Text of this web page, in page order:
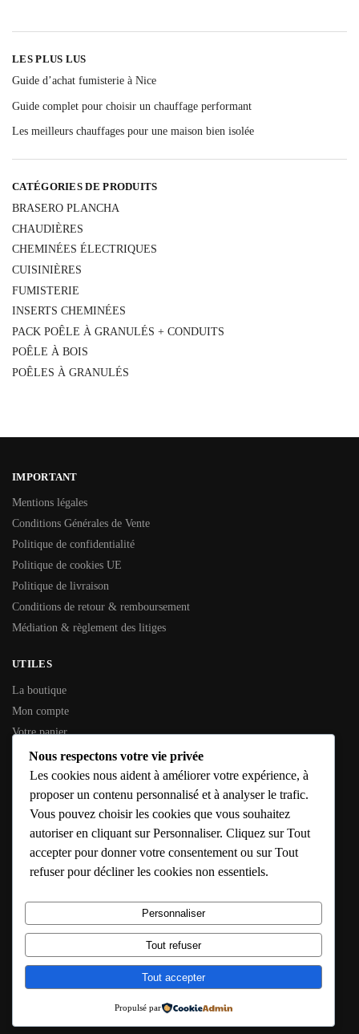
LES PLUS LUS
Guide d’achat fumisterie à Nice
Guide complet pour choisir un chauffage performant
Les meilleurs chauffages pour une maison bien isolée
CATÉGORIES DE PRODUITS
BRASERO PLANCHA
CHAUDIÈRES
CHEMINÉES ÉLECTRIQUES
CUISINIÈRES
FUMISTERIE
INSERTS CHEMINÉES
PACK POÊLE À GRANULÉS + CONDUITS
POÊLE À BOIS
POÊLES À GRANULÉS
IMPORTANT
Mentions légales
Conditions Générales de Vente
Politique de confidentialité
Politique de cookies UE
Politique de livraison
Conditions de retour & remboursement
Médiation & règlement des litiges
UTILES
La boutique
Mon compte
Votre panier
Contactez-nous
INFORMATIONS GÉNÉRALES
SIREN :353 794 936
SIRET :353 794 936 00016
Adresse :10 Rue de l’Étang, 79190 Caunay
E-mail : solutions@confort-chauffage-expert.fr
Lun – Sam : 8h – 18h
© Confort Chauffage Expert 2020
Site conçu avec soin par Confort Chauffage Expert
Nous respectons votre vie privée
Les cookies nous aident à améliorer votre expérience, à
proposer un contenu personnalisé et à analyser le trafic.
Vous pouvez choisir les cookies que vous souhaitez
autoriser en cliquant sur Personnaliser. Cliquez sur Tout
accepter pour donner votre consentement ou sur Tout
refuser pour décliner les cookies non essentiels.
Personnaliser
Tout refuser
Tout accepter
Propulsé par